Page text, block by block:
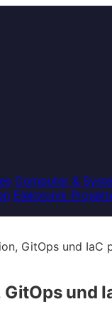
Computer &
Elektronik
GitOps und IaC
und